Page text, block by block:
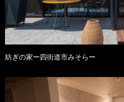
紡ぎの家ー四街道市みそらー